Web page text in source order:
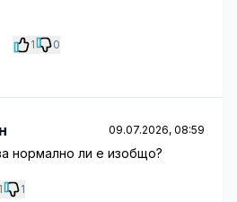
1 0
09.07.2026, 08:59
нормално ли е изобщо?
1 1